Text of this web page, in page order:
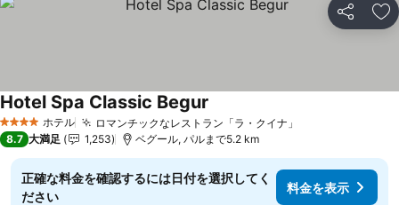
シェア お
4 ホテルのランク
ホテル ロマンチックなレストラン「ラ・クイナ」
Hotel Spa Classic Begur
8.7 大満足 1,253 ベグール, パルまで5.2 km
正確な料金を確認するには日付を選択してく
ださい
料金を表示